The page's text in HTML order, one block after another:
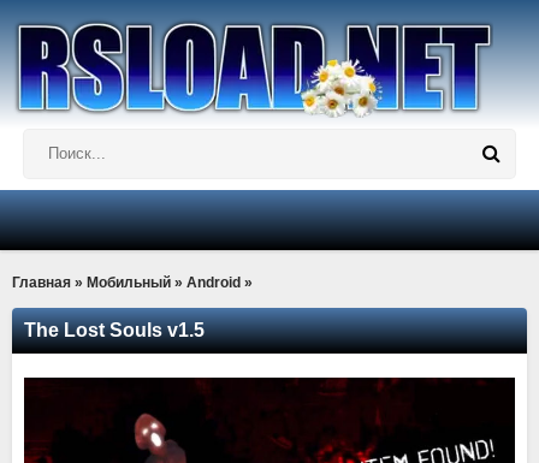
Главная » Мобильный » Android »
The Lost Souls v1.5